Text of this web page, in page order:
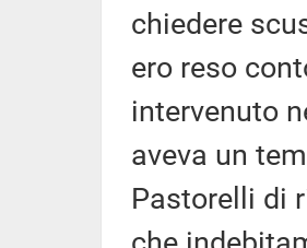
chiedere
ero reso
intervenuto
aveva un
Pastorelli di